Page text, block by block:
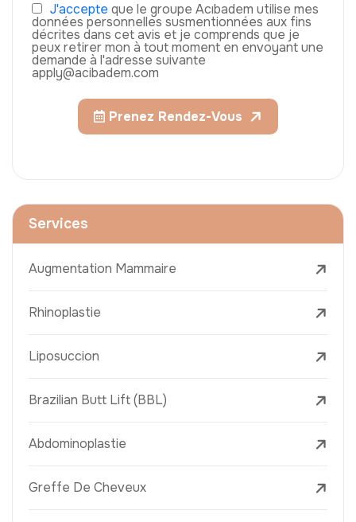
J'accepte que le groupe Acıbadem utilise mes
données personnelles susmentionnées aux fins
décrites dans cet avis et je comprends que je
peux retirer mon à tout moment en envoyant une
demande à l'adresse suivante
apply@acibadem.com
Prenez Rendez-Vous
Services
Augmentation Mammaire
Rhinoplastie
Liposuccion
Brazilian Butt Lift (BBL)
Abdominoplastie
Greffe De Cheveux